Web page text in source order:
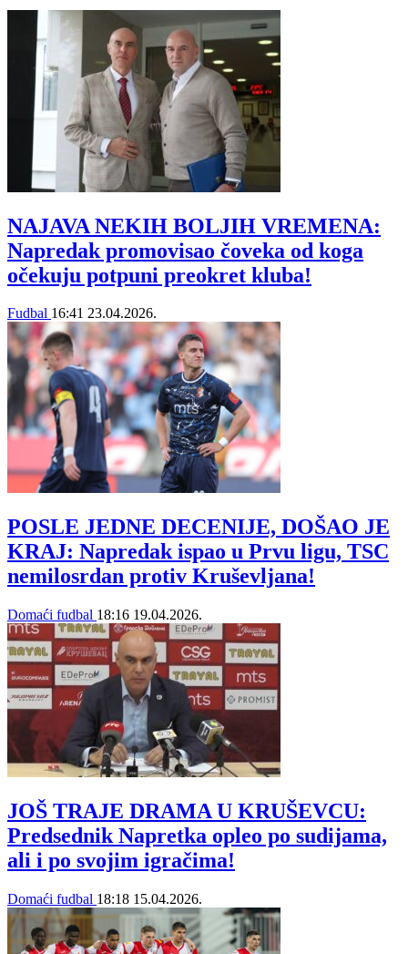
NAJAVA NEKIH BOLJIH VREMENA:
Napredak promovisao čoveka od koga
očekuju potpuni preokret kluba!
Fudbal 16:41 23.04.2026.
POSLE JEDNE DECENIJE, DOŠAO JE
KRAJ: Napredak ispao u Prvu ligu, TSC
nemilosrdan protiv Kruševljana!
Domaći fudbal 18:16 19.04.2026.
JOŠ TRAJE DRAMA U KRUŠEVCU:
Predsednik Napretka opleo po sudijama,
ali i po svojim igračima!
Domaći fudbal 18:18 15.04.2026.